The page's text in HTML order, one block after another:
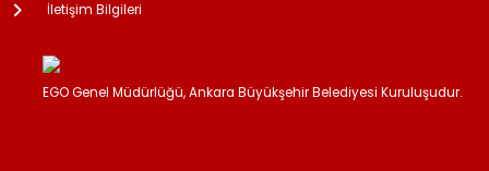
İletişim Bilgileri
EGO Genel Müdürlüğü, Ankara Büyükşehir Belediyesi Kuruluşudur.